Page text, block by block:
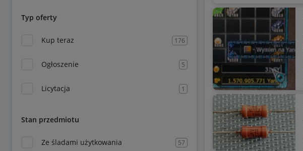
Typ oferty
Kup teraz 176
Ogłoszenie 5
Licytacja 1
Stan przedmiotu
Ze śladami użytkowania 57